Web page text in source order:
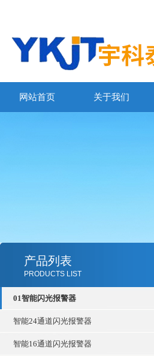
网站首页 关于我们
产品列表
PRODUCTS LIST
01智能闪光报警器
智能24通道闪光报警器
智能16通道闪光报警器